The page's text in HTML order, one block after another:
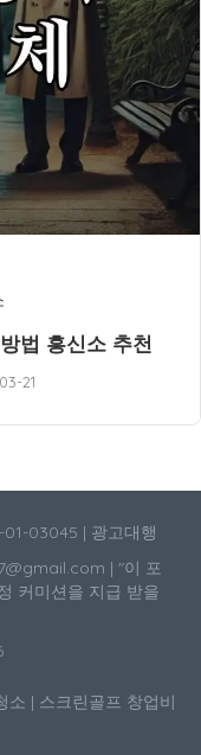
법 흥신소 추천
21
03045 | 광고대행
| "이 포
커미션을 지급 받을
소 | 스크린골프 창업비